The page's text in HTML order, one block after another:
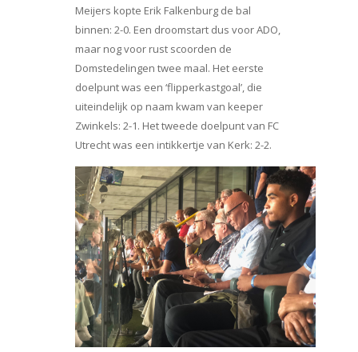
Meijers kopte Erik Falkenburg de bal
binnen: 2-0. Een droomstart dus voor ADO,
maar nog voor rust scoorden de
Domstedelingen twee maal. Het eerste
doelpunt was een ‘flipperkastgoal’, die
uiteindelijk op naam kwam van keeper
Zwinkels: 2-1. Het tweede doelpunt van FC
Utrecht was een intikkertje van Kerk: 2-2.